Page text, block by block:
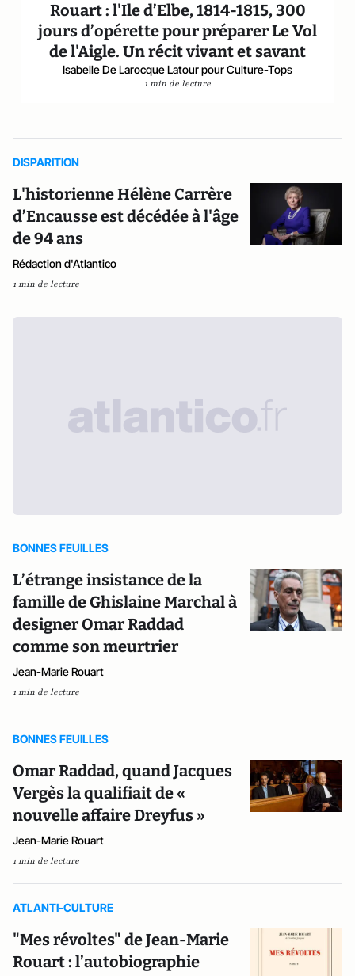
Rouart : l'Ile d’Elbe, 1814-1815, 300
jours d’opérette pour préparer Le Vol
de l'Aigle. Un récit vivant et savant
Isabelle De Larocque Latour pour Culture-Tops
1 min de lecture
DISPARITION
L'historienne Hélène Carrère
d’Encausse est décédée à l'âge
de 94 ans
Rédaction d'Atlantico
1 min de lecture
BONNES FEUILLES
L’étrange insistance de la
famille de Ghislaine Marchal à
designer Omar Raddad
comme son meurtrier
Jean-Marie Rouart
1 min de lecture
BONNES FEUILLES
Omar Raddad, quand Jacques
Vergès la qualifiait de «
nouvelle affaire Dreyfus »
Jean-Marie Rouart
1 min de lecture
ATLANTI-CULTURE
"Mes révoltes" de Jean-Marie
Rouart : l’autobiographie